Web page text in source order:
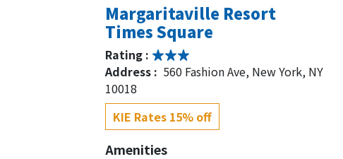
Margaritaville Resort
Times Square
Rating :
Address : 560 Fashion Ave, New York, NY
10018
KIE Rates 15% off
Amenities